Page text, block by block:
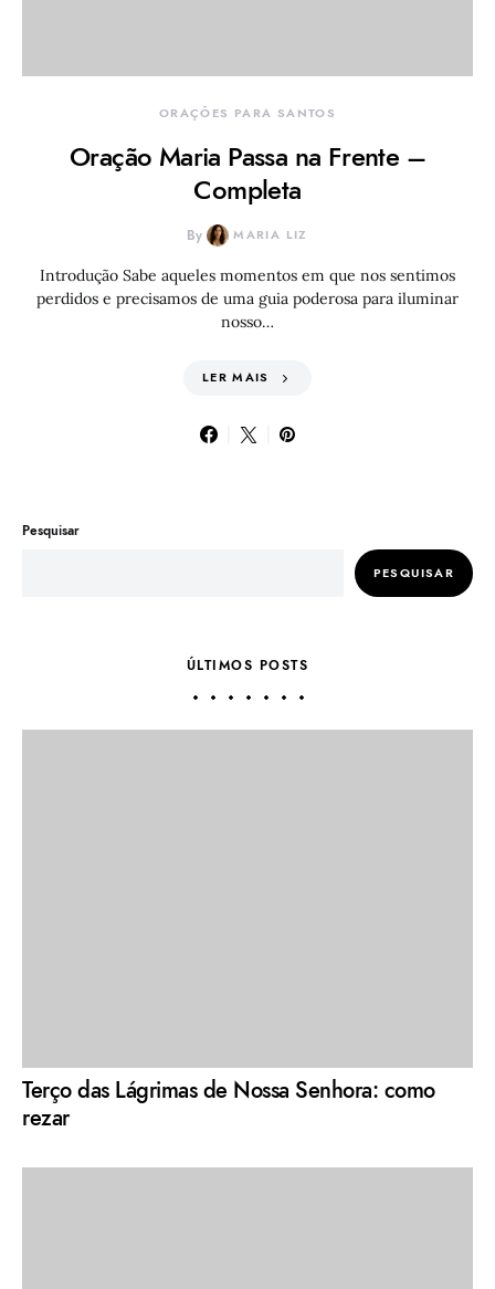
ORAÇÕES PARA SANTOS
Oração Maria Passa na Frente –
Completa
By MARIA LIZ
Introdução Sabe aqueles momentos em que nos sentimos
perdidos e precisamos de uma guia poderosa para iluminar
nosso…
LER MAIS
Pesquisar
PESQUISAR
ÚLTIMOS POSTS
Terço das Lágrimas de Nossa Senhora: como
rezar